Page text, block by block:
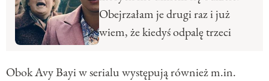
Obejrzałam je drugi raz i już
wiem, że kiedyś odpalę trzeci
Obok Avy Bayi w serialu występują również m.in.